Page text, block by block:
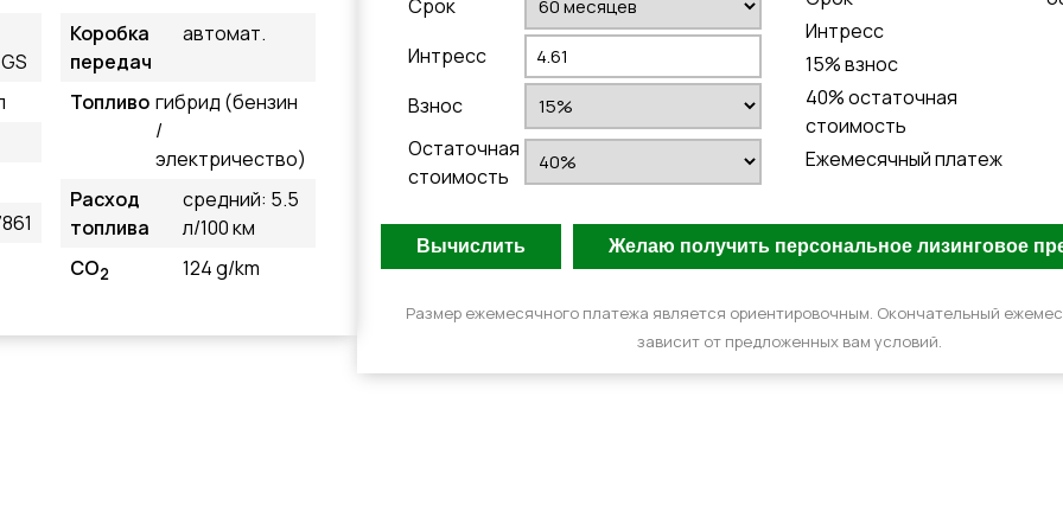
Коробка
передач
автомат.
Топливо гибрид (бензин
/
электричество)
Расход
топлива
средний: 5.5
л/100 км
CO2 124 g/km
Cрок
Интресс
Взнос
Остаточная
стоимость
Интресс
15% взнос
40% остаточная
стоимость
Ежемесячный платеж
Размер ежемесячного платежа является ориентировочным. Окончательный
зависит от предложенных вам условий.